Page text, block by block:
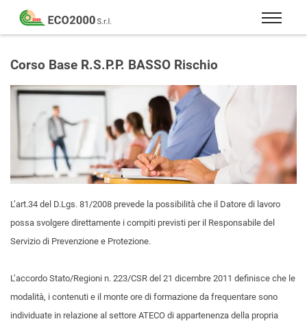
Eco
2000
Formazione
consulenza
per
sicurezza
lavoro
–
81/08
Corso Base R.S.P.P. BASSO Rischio
L’art.34 del D.Lgs. 81/2008 prevede la possibilità che il Datore di lavoro
possa svolgere direttamente i compiti previsti per il Responsabile del
Servizio di Prevenzione e Protezione.
L’accordo Stato/Regioni n. 223/CSR del 21 dicembre 2011 definisce che le
modalità, i contenuti e il monte ore di formazione da frequentare sono
individuate in relazione al settore ATECO di appartenenza della propria